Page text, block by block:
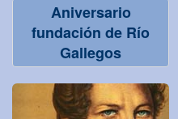
Aniversario
fundación de Río
Gallegos